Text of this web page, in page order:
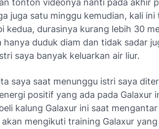
tonton videonya nanti pada akhir
juga satu minggu kemudian, kali
kedua, durasinya kurang lebih 30
hanya duduk diam dan tidak sadar
saya banyak keluarkan air liur.
saya saat menunggu istri saya
positif yang ada pada Galaxur
kalung Galaxur ini saat
mengikuti training Galaxur